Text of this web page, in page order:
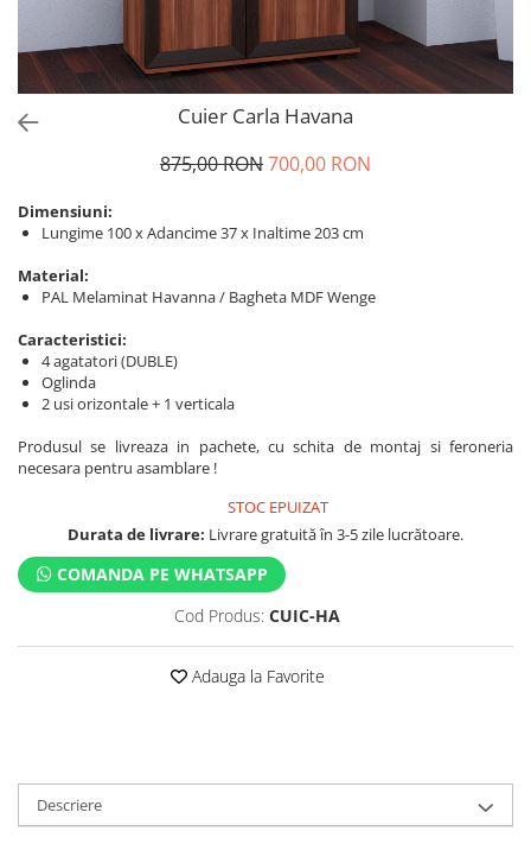
Cuier Carla Havana
875,00 RON700,00 RON
Dimensiuni:
Lungime 100 x Adancime 37 x Inaltime 203 cm
Material:
PAL Melaminat Havanna / Bagheta MDF Wenge
Caracteristici:
4 agatatori (DUBLE)
Oglinda
2 usi orizontale + 1 verticala
Produsul se livreaza in pachete, cu schita de montaj si feroneria
necesara pentru asamblare !
STOC EPUIZAT
Durata de livrare: Livrare gratuită în 3-5 zile lucrătoare.
COMANDA PE WHATSAPP
Cod Produs: CUIC-HA
Adauga la Favorite
Descriere